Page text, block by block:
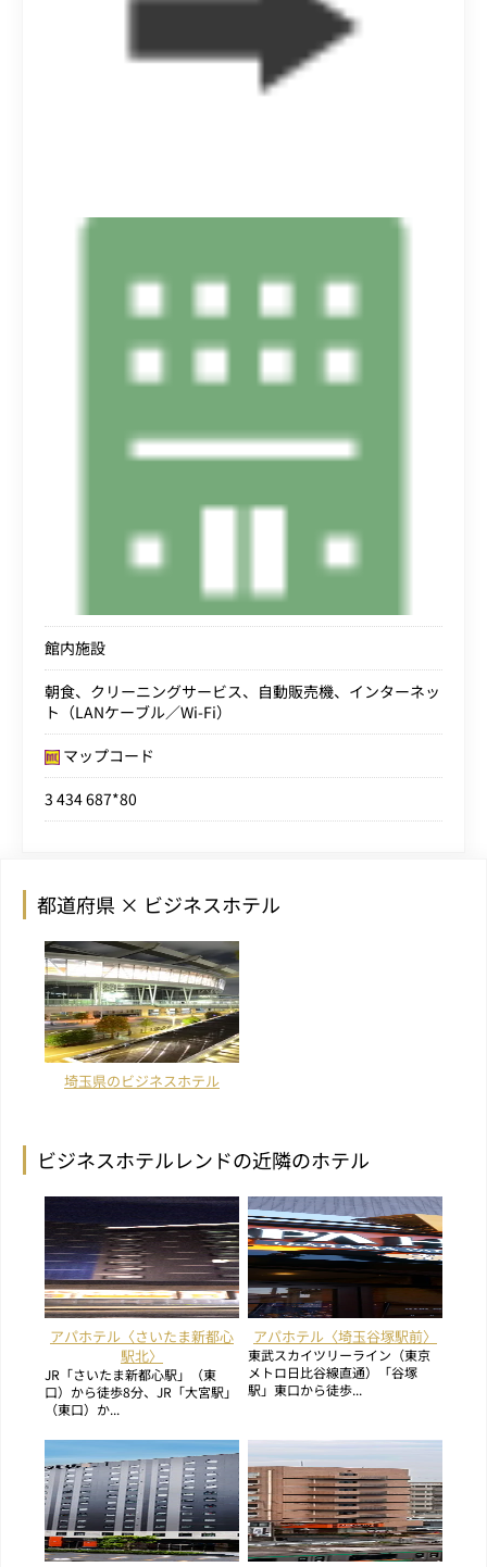
館内施設
朝食、クリーニングサービス、自動販売機、インターネッ
ト（LANケーブル／Wi-Fi）
マップコード
3 434 687*80
都道府県 × ビジネスホテル
埼玉県のビジネスホテル
ビジネスホテルレンドの近隣のホテル
アパホテル〈さいたま新都心
駅北〉
JR「さいたま新都心駅」（東
口）から徒歩8分、JR「大宮駅」
（東口）か...
アパホテル〈埼玉谷塚駅前〉
東武スカイツリーライン（東京
メトロ日比谷線直通）「谷塚
駅」東口から徒歩...